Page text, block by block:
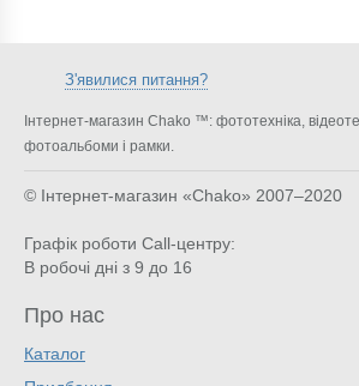
З'явилися питання?
Інтернет-магазин Chako ™: фототехніка,
фотоальбоми і рамки.
© Інтернет-магазин «Chako» 2007–2020
Графік роботи Call-центру:
В робочі дні з 9 до 16
Про нас
Каталог